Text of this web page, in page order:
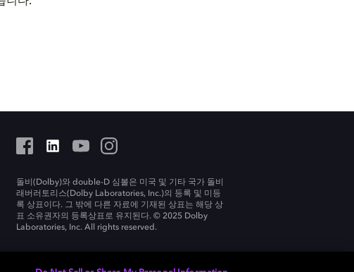
돌비(Dolby)와 double-D 심볼은 미국 및 기타 국가 돌비
래버러토리스(Dolby Laboratories, Inc.)의 등록 및 미등
록 상표이다. 그 밖에 다른 자료에 기재된 상표는 해당 상
표 소유권자의 등록상표로 유지된다. © 2025 Dolby
Laboratories, Inc. All rights reserved.